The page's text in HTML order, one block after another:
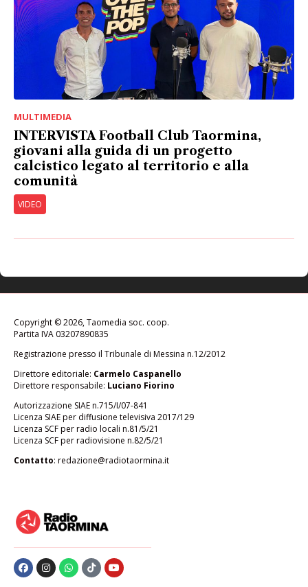
MULTIMEDIA
INTERVISTA Football Club Taormina,
giovani alla guida di un progetto
calcistico legato al territorio e alla
comunità
VIDEO
Copyright © 2026, Taomedia soc. coop.
Partita IVA 03207890835
Registrazione presso il Tribunale di Messina n.12/2012
Direttore editoriale: Carmelo Caspanello
Direttore responsabile: Luciano Fiorino
Autorizzazione SIAE n.715/I/07-841
Licenza SIAE per diffusione televisiva 2017/129
Licenza SCF per radio locali n.81/5/21
Licenza SCF per radiovisione n.82/5/21
Contatto: redazione@radiotaormina.it